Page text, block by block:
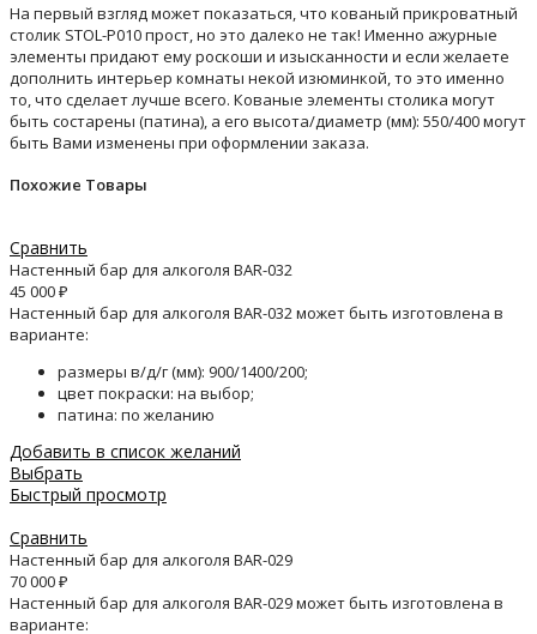
На первый взгляд может показаться, что кованый прикроватный
столик STOL-P010 прост, но это далеко не так! Именно ажурные
элементы придают ему роскоши и изысканности и если желаете
дополнить интерьер комнаты некой изюминкой, то это именно
то, что сделает лучше всего. Кованые элементы столика могут
быть состарены (патина), а его высота/диаметр (мм): 550/400 могут
быть Вами изменены при оформлении заказа.
Похожие Товары
Сравнить
Настенный бар для алкоголя BAR-032
45 000₽
Настенный бар для алкоголя BAR-032 может быть изготовлена в
варианте:
размеры в/д/г (мм): 900/1400/200;
цвет покраски: на выбор;
патина: по желанию
Добавить в список желаний
Выбрать
Быстрый просмотр
Сравнить
Настенный бар для алкоголя BAR-029
70 000₽
Настенный бар для алкоголя BAR-029 может быть изготовлена в
варианте: